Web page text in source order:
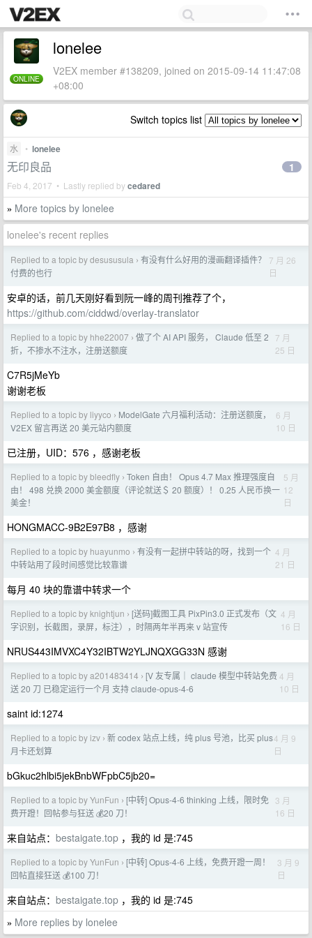
ONLINE
lonelee
V2EX member #138209, joined on 2015-09-14 11:47:08
+08:00
Switch topics list
水 • lonelee
无印良品
Feb 4, 2017 • Lastly replied bycedared
1
» More topics by lonelee
lonelee's recent replies
Replied to a topic by desususula › 有没有什么好用的漫画翻译插件？
付费的也行
7 月 26
日
安卓的话，前几天刚好看到阮一峰的周刊推荐了个，
https://github.com/ciddwd/overlay-translator
Replied to a topic by hhe22007 › 做了个 AI API 服务， Claude 低至 2
折，不掺水不注水，注册送额度
7 月
25 日
C7R5jMeYb
谢谢老板
Replied to a topic by liyyco › ModelGate 六月福利活动：注册送额度，
V2EX 留言再送 20 美元站内额度
6 月
10 日
已注册，UID：576 ，感谢老板
Replied to a topic by bleedfly › Token 自由！ Opus 4.7 Max 推理强度自
由！ 498 兑换 2000 美金额度（评论就送＄ 20 额度）！ 0.25 人民币换一
美金！
5 月
12
日
HONGMACC-9B2E97B8 ，感谢
Replied to a topic by huayunmo › 有没有一起拼中转站的呀，找到一个
中转站用了段时间感觉比较靠谱
4 月
21 日
每月 40 块的靠谱中转求一个
Replied to a topic by knightjun › [送码]截图工具 PixPin3.0 正式发布（文
字识别，长截图，录屏，标注），时隔两年半再来 v 站宣传
4 月
16 日
NRUS443IMVXC4Y32IBTW2YLJNQXGG33N 感谢
Replied to a topic by a201483414 › [V 友专属｜ claude 模型中转站免费
送 20 刀 已稳定运行一个月 支持 claude-opus-4-6
4 月
10 日
saint id:1274
Replied to a topic by izv › 新 codex 站点上线，纯 plus 号池，比买 plus
月卡还划算
4 月 9
日
bGkuc2hlbi5jekBnbWFpbC5jb20=
Replied to a topic by YunFun › [中转] Opus-4-6 thinking 上线，限时免
费开蹬！回帖参与狂送 💰20 刀！
3 月
16 日
来自站点： bestaigate.top ，我的 id 是:745
Replied to a topic by YunFun › [中转] Opus-4-6 上线，免费开蹬一周！
回帖直接狂送 💰100 刀！
3 月 9
日
来自站点： bestaigate.top ，我的 id 是:745
» More replies by lonelee